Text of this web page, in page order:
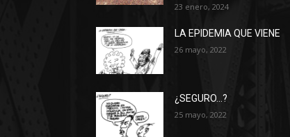
23 enero, 2024
LA EPIDEMIA QUE VIENE
26 mayo, 2022
¿SEGURO…?
25 mayo, 2022